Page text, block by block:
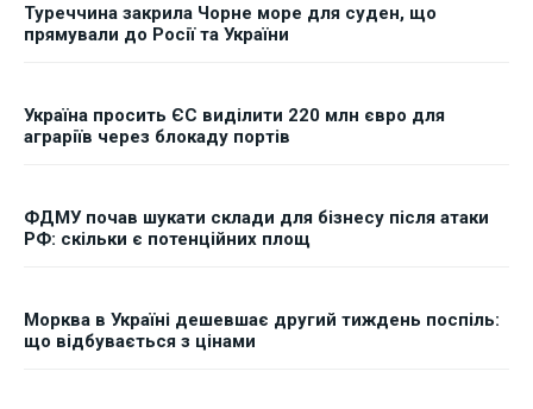
Туреччина закрила Чорне море для суден, що
прямували до Росії та України
Україна просить ЄС виділити 220 млн євро для
аграріїв через блокаду портів
ФДМУ почав шукати склади для бізнесу після атаки
РФ: скільки є потенційних площ
Морква в Україні дешевшає другий тиждень поспіль:
що відбувається з цінами